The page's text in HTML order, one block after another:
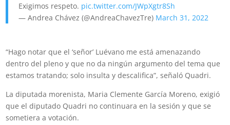
Exigimos respeto. pic.twitter.com/JWpXgtr8Sh
— Andrea Chávez (@AndreaChavezTre) March 31, 2022
“Hago notar que el ‘señor’ Luévano me está amenazando
dentro del pleno y que no da ningún argumento del tema que
estamos tratando; solo insulta y descalifica”, señaló Quadri.
La diputada morenista, Maria Clemente García Moreno, exigió
que el diputado Quadri no continuara en la sesión y que se
sometiera a votación.